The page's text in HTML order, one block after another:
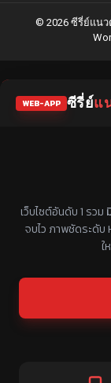
© 2026 ซีรี่ย์แน
WEB-APP ซีรี่ย์แ
แหล่งรวมซีรี่ย์จี
เว็บไซต์อันดับ 1 รวม
จบไว ภาพชัดระดับ
ใ